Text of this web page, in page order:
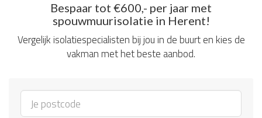
Bespaar tot €600,- per jaar met
spouwmuurisolatie in Herent!
Vergelijk isolatiespecialisten bij jou in de buurt en kies de
vakman met het beste aanbod.